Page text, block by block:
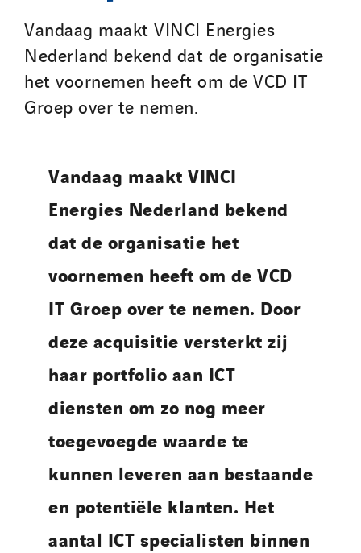
Vandaag maakt VINCI Energies
Nederland bekend dat de organisatie
het voornemen heeft om de VCD IT
Groep over te nemen.
Vandaag maakt VINCI
Energies Nederland bekend
dat de organisatie het
voornemen heeft om de VCD
IT Groep over te nemen. Door
deze acquisitie versterkt zij
haar portfolio aan ICT
diensten om zo nog meer
toegevoegde waarde te
kunnen leveren aan bestaande
en potentiële klanten. Het
aantal ICT specialisten binnen
Romania
Slovakia
Spain
Sweden
Switzerland